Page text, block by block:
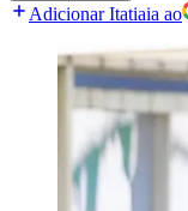
Adicionar Itatiaia ao